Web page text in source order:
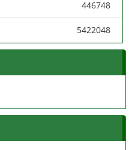
446748
5422048